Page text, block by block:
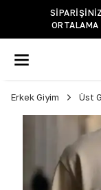
Erkek Giyim Üst